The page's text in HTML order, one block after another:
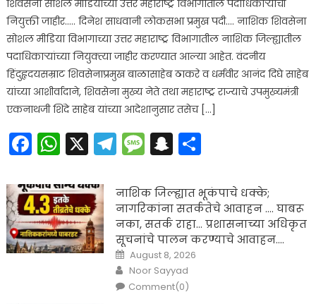
शिवसेना सोशल मीडियाच्या उत्तर महाराष्ट्र विभागातील पदाधिकाऱ्यांची
नियुक्ती जाहीर….. दिनेश साधवानी लोकसभा प्रमुख पदी…. नाशिक शिवसेना
सोशल मीडिया विभागाच्या उत्तर महाराष्ट्र विभागातील नाशिक जिल्ह्यातील
पदाधिकाऱ्यांच्या नियुक्त्या जाहीर करण्यात आल्या आहेत. वंदनीय
हिंदुहृदयसम्राट शिवसेनाप्रमुख बाळासाहेब ठाकरे व धर्मवीर आनंद दिघे साहेब
यांच्या आशीर्वादाने, शिवसेना मुख्य नेते तथा महाराष्ट्र राज्याचे उपमुख्यमंत्री
एकनाथजी शिंदे साहेब यांच्या आदेशानुसार तसेच […]
Facebook
WhatsApp
X Telegram
Message
Snapchat
Share
नाशिक जिल्ह्यात भूकंपाचे धक्के;
नागरिकांना सतर्कतेचे आवाहन …. घाबरू
नका, सतर्क राहा… प्रशासनाच्या अधिकृत
सूचनांचे पालन करण्याचे आवाहन….
Posted
on
August 8, 2026
Author
Noor Sayyad
Comment(0)